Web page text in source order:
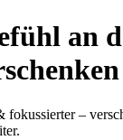
an
fokussierter –